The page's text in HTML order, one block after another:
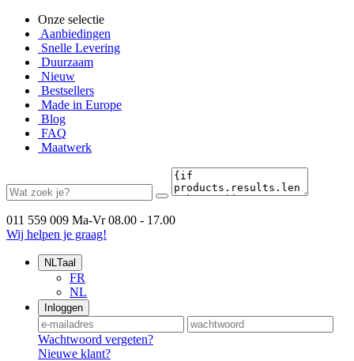
Onze selectie
Aanbiedingen
Snelle Levering
Duurzaam
Nieuw
Bestsellers
Made in Europe
Blog
FAQ
Maatwerk
011 559 009 Ma-Vr 08.00 - 17.00
Wij helpen je graag!
NLTaal
FR
NL
Inloggen
Wachtwoord vergeten?
Nieuwe klant?